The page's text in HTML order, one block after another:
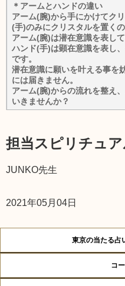
＊アームとハンドの違い
アーム(腕)から手にかけてク
(手)のみにクリスタルを置くの
アーム(腕)は潜在意識を表して
ハンド(手)は顕在意識を表し
です。
潜在意識に願いを叶える事を
には届きません。
アーム(腕)からの流れを整え
いきませんか？
担当スピリチュ
JUNKO先生
2021年05月04日
東京の当たる占
コ